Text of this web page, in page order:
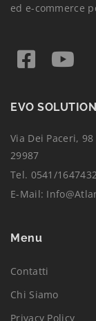
ed e-commerce
EVO
Via Dei Paceri,
29987
Tel. 0541/1647432
E-Mail:
Menu
Contatti
Chi Siamo
Privacy Policy